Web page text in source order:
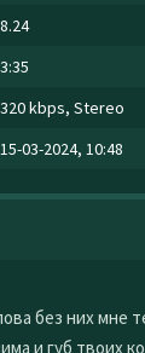
8.24
3:35
320 kbps, Stereo
15-03-2024, 10:48
без них мне
и губ твоих